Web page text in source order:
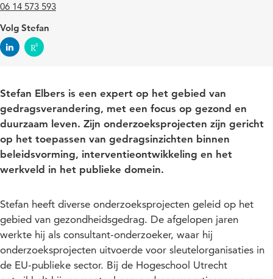
06 14 573 593
Volg Stefan
Stefan Elbers is een expert op het gebied van
gedragsverandering, met een focus op gezond en
duurzaam leven. Zijn onderzoeksprojecten zijn gericht
op het toepassen van gedragsinzichten binnen
beleidsvorming, interventieontwikkeling en het
werkveld in het publieke domein.
Stefan heeft diverse onderzoeksprojecten geleid op het
gebied van gezondheidsgedrag. De afgelopen jaren
werkte hij als consultant-onderzoeker, waar hij
onderzoeksprojecten uitvoerde voor sleutelorganisaties in
de EU-publieke sector. Bij de Hogeschool Utrecht